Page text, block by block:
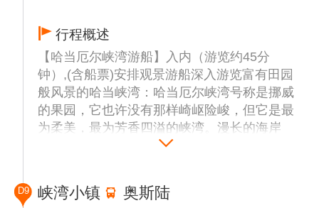
行程概述
【哈当厄尔峡湾游船】入内（游览约45分
钟）,(含船票)安排观景游船深入游览富有田园
般风景的哈当峡湾：哈当厄尔峡湾号称是挪威
的果园，它也许没有那样崎岖险峻，但它是最
为柔美，最为芳香四溢的峡湾。漫长的海岸
线，被北海的浪滔割成锯齿状。窄如细指的水
湾和无数的冰河遗迹所构成的壮阔精采的峡湾
D9 峡湾小镇 奥斯陆